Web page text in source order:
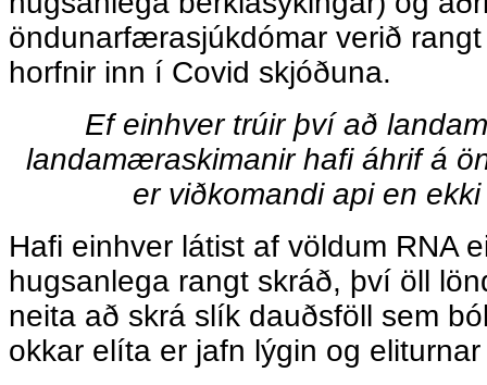
öndunarfærasjúkdómar verið
horfnir inn í Covid skjóðuna.
Ef einhver trúir því að
landamæraskimanir hafi áhrif á
er viðkomandi api en
Hafi einhver látist af völdum RNA
hugsanlega rangt skráð, því öll
neita að skrá slík dauðsföll sem
okkar elíta er jafn lýgin og eliturnar